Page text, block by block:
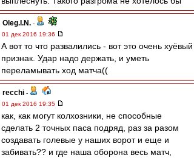
Oleg.I.N. -
01 дек 2016 19:36
А вот то что развалились - вот это очень хуёвый
признак. Удар надо держать, и уметь
переламывать ход матча((
recchi -
01 дек 2016 19:35
как, как могут колхозники, не способные
сделать 2 точных паса подряд, раз за разом
создавать голевые у наших ворот и еще и
забивать?? и где наша оборона весь матч,